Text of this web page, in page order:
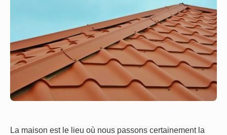
La maison est le lieu où nous passons certainement la